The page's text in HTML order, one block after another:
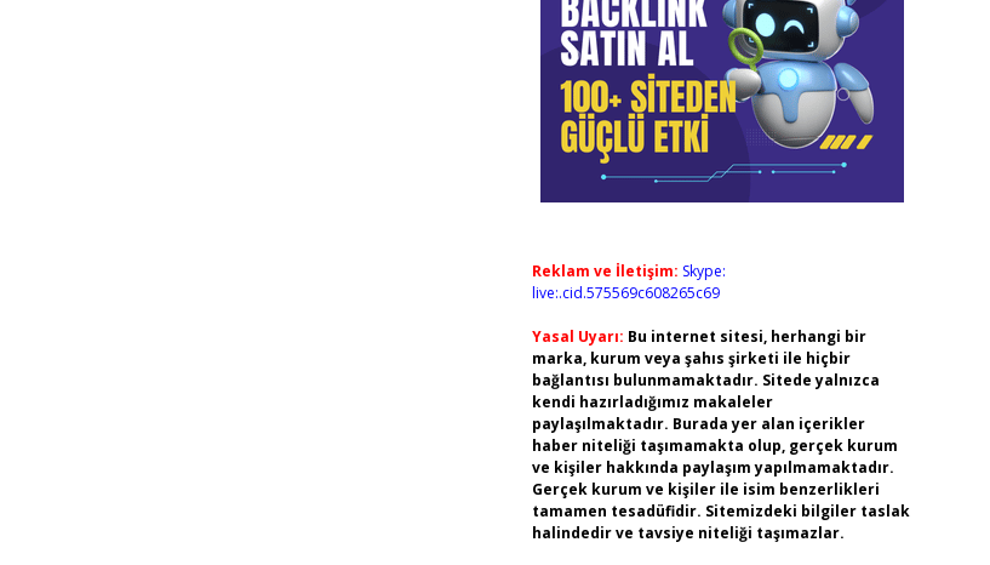
Reklam ve İletişim: Skype:
live:.cid.575569c608265c69
Yasal Uyarı: Bu internet sitesi, herhangi bir
marka, kurum veya şahıs şirketi ile hiçbir
bağlantısı bulunmamaktadır. Sitede yalnızca
kendi hazırladığımız makaleler
paylaşılmaktadır. Burada yer alan içerikler
haber niteliği taşımamakta olup, gerçek kurum
ve kişiler hakkında paylaşım yapılmamaktadır.
Gerçek kurum ve kişiler ile isim benzerlikleri
tamamen tesadüfidir. Sitemizdeki bilgiler taslak
halindedir ve tavsiye niteliği taşımazlar.